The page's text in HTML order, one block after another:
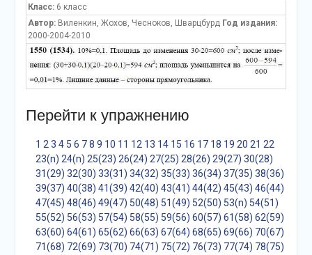
Класс:6 класс
Автор:Виленкин, Жохов, Чесноков, Шварцбурд Год издания:
2000-2004-2010
Перейти к упражнению
1 2 3 4 5 6 7 8 9 10 11 12 13 14 15 16 17 18 19 20 21 22
23(n) 24(n) 25(23) 26(24) 27(25) 28(26) 29(27) 30(28)
31(29) 32(30) 33(31) 34(32) 35(33) 36(34) 37(35) 38(36)
39(37) 40(38) 41(39) 42(40) 43(41) 44(42) 45(43) 46(44)
47(45) 48(46) 49(47) 50(48) 51(49) 52(50) 53(n) 54(51)
55(52) 56(53) 57(54) 58(55) 59(56) 60(57) 61(58) 62(59)
63(60) 64(61) 65(62) 66(63) 67(64) 68(65) 69(66) 70(67)
71(68) 72(69) 73(70) 74(71) 75(72) 76(73) 77(74) 78(75)